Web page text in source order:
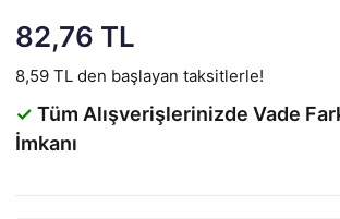
82,76 TL
8,59 TL den başlayan taksitlerle!
✓ Tüm Alışverişlerinizde Vade
İmkanı